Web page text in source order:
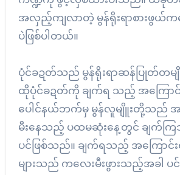
အလှည့်ကျလာတဲ့ မွန်ရိုးရာစားဖွယ်က
ပဲဖြစ်ပါတယ်။
ပုံင်ခဍတ်သည် မွန်ရိုးရာဆန်ပြုတ်တမျို
ထိုပုံင်ခဍတ်ကို ချက်ရ သည့် အကြောင်
ပေါင်နယ်ဘက်မှ မွန်လူမျိူးတို့သည် အမ
မီးနေသည့် ပထမဆုံးနေ့တွင် ချက်က
ပင်ဖြစ်သည်။ ချက်ရသည့် အကြောင်း
များသည် ကလေးမီးဖွားသည့်အခါ ပ